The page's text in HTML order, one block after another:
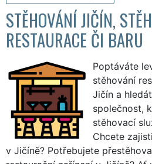
STĚHOVÁNÍ JIČÍN,
RESTAURACE ČI BARU
Poptáváte
stěhování
Jičín a
společnost,
stěhovací
Chcete
v Jičíně? Potřebujete